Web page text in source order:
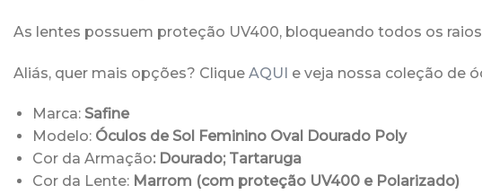
As lentes possuem proteção UV400, bloqueando todos os
Aliás, quer mais opções? Clique AQUI e veja nossa coleção de
Marca: Safine
Modelo: Óculos de Sol Feminino Oval Dourado Poly
Cor da Armação: Dourado; Tartaruga
Cor da Lente: Marrom (com proteção UV400 e Polarizado)